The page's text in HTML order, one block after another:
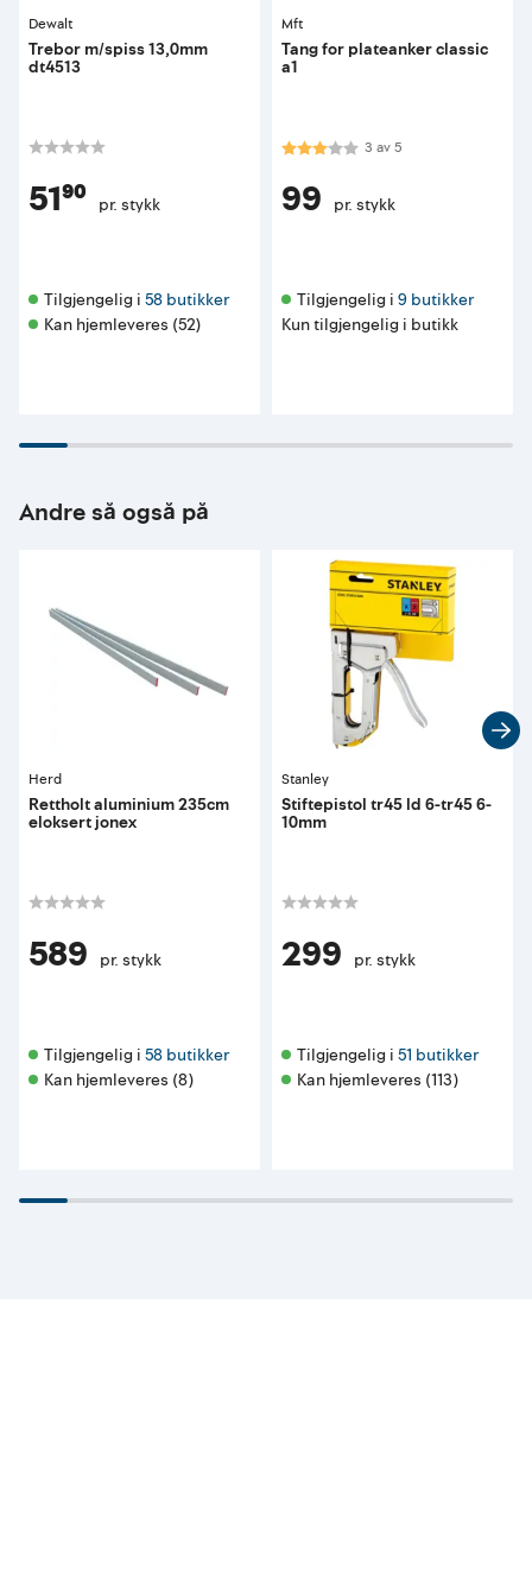
Dewalt
Trebor m/spiss 13,0mm
dt4513
51⁹⁰ pr. stykk
Tilgjengelig i 58 butikker
Kan hjemleveres (52)
Mft
Tang for plateanker classic
a1
Karakter:3.0 av 5 mulige
3 av5
99 pr. stykk
Tilgjengelig i 9 butikker
Kun tilgjengelig i butikk
Andre så også på
Herd
Rettholt aluminium 235cm
eloksert jonex
589 pr. stykk
Tilgjengelig i 58 butikker
Kan hjemleveres (8)
Stanley
Stiftepistol tr45 ld 6-tr45 6-
10mm
299 pr. stykk
Tilgjengelig i 51 butikker
Kan hjemleveres (113)